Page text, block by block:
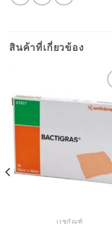
สินค้าที่เกี่ยวข้อง
เวชภัณฑ์